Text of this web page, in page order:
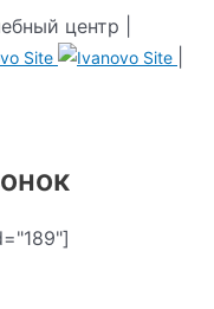
центр |
Site